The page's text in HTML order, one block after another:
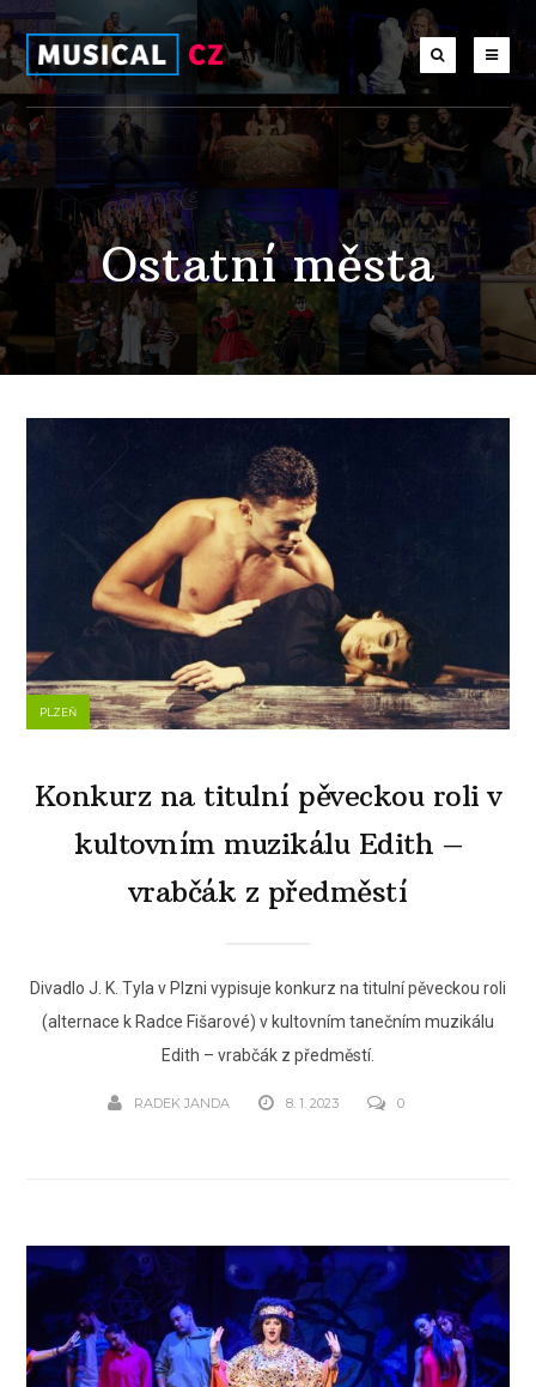
Ostatní města
PLZEŇ
Konkurz na titulní pěveckou roli v
kultovním muzikálu Edith –
vrabčák z předměstí
Divadlo J. K. Tyla v Plzni vypisuje konkurz na titulní pěveckou roli
(alternace k Radce Fišarové) v kultovním tanečním muzikálu
Edith – vrabčák z předměstí.
RADEK JANDA 8. 1. 2023 0